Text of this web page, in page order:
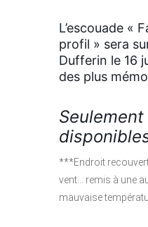
L’escouade «
profil » sera
Dufferin le 16
des plus
***Endroit
vent… remis à une
mauvaise